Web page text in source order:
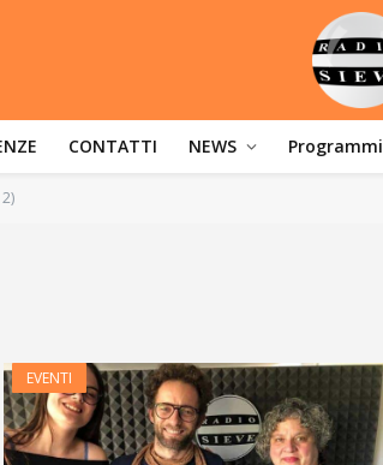
CONTATTI NEWS Programmi
EVENTI